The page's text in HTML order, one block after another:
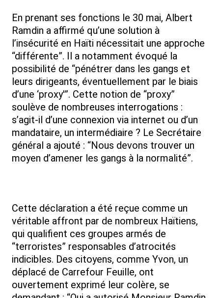
En prenant ses fonctions le 30 mai, Albert
Ramdin a affirmé qu’une solution à
l’insécurité en Haïti nécessitait une approche
“différente”. Il a notamment évoqué la
possibilité de “pénétrer dans les gangs et
leurs dirigeants, éventuellement par le biais
d’une ‘proxy'”. Cette notion de “proxy”
soulève de nombreuses interrogations :
s’agit-il d’une connexion via internet ou d’un
mandataire, un intermédiaire ? Le Secrétaire
général a ajouté : “Nous devons trouver un
moyen d’amener les gangs à la normalité”.
Cette déclaration a été reçue comme un
véritable affront par de nombreux Haïtiens,
qui qualifient ces groupes armés de
“terroristes” responsables d’atrocités
indicibles. Des citoyens, comme Yvon, un
déplacé de Carrefour Feuille, ont
ouvertement exprimé leur colère, se